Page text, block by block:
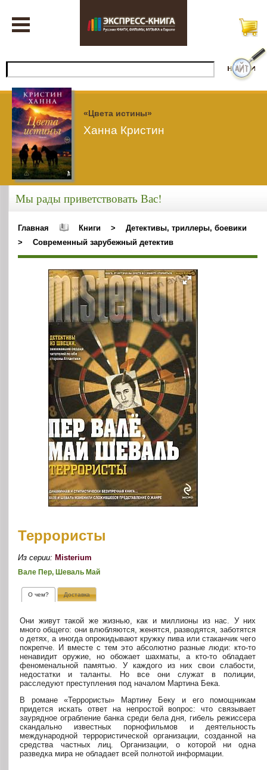
«Цвета истины»
Ханна Кристин
Мы рады приветствовать Вас!
Главная Книги >
Детективы, триллеры, боевики
>
Современный зарубежный детектив
Террористы
Из серии: Misterium
Вале Пер, Шеваль Май
О чем? Доставка
Они живут такой же жизнью, как и миллионы из нас. У них
много общего: они влюбляются, женятся, разводятся, заботятся
о детях, а иногда опрокидывают кружку пива или стаканчик чего
покрепче. И вместе с тем это абсолютно разные люди: кто-то
ненавидит оружие, но обожает шахматы, а кто-то обладает
феноменальной памятью. У каждого из них свои слабости,
недостатки и таланты. Но все они служат в полиции,
расследуют преступления под началом Мартина Бека.
В романе «Террористы» Мартину Беку и его помощникам
придется искать ответ на непростой вопрос: что связывает
заурядное ограбление банка среди бела дня, гибель режиссера
скандально известных порнофильмов и деятельность
международной террористической организации, созданной на
средства частных лиц. Организации, о которой ни одна
разведка мира не обладает всей полнотой информации.